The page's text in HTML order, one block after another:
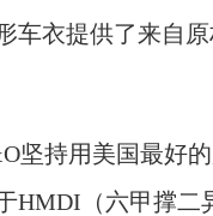
车衣提供了来自原
持用美国最好的
HMDI（六甲撑二